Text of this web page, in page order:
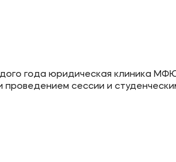
года юридическая клиника
сессии и